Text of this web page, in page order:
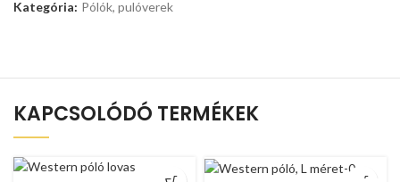
Kategória: Pólók, pulóverek
KAPCSOLÓDÓ TERMÉKEK